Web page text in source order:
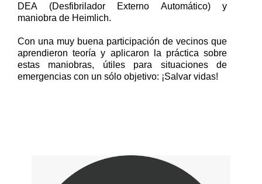
DEA (Desfibrilador Externo Automático) y
maniobra de Heimlich.
Con una muy buena participación de vecinos que
aprendieron teoría y aplicaron la práctica sobre
estas maniobras, útiles para situaciones de
emergencias con un sólo objetivo: ¡Salvar vidas!